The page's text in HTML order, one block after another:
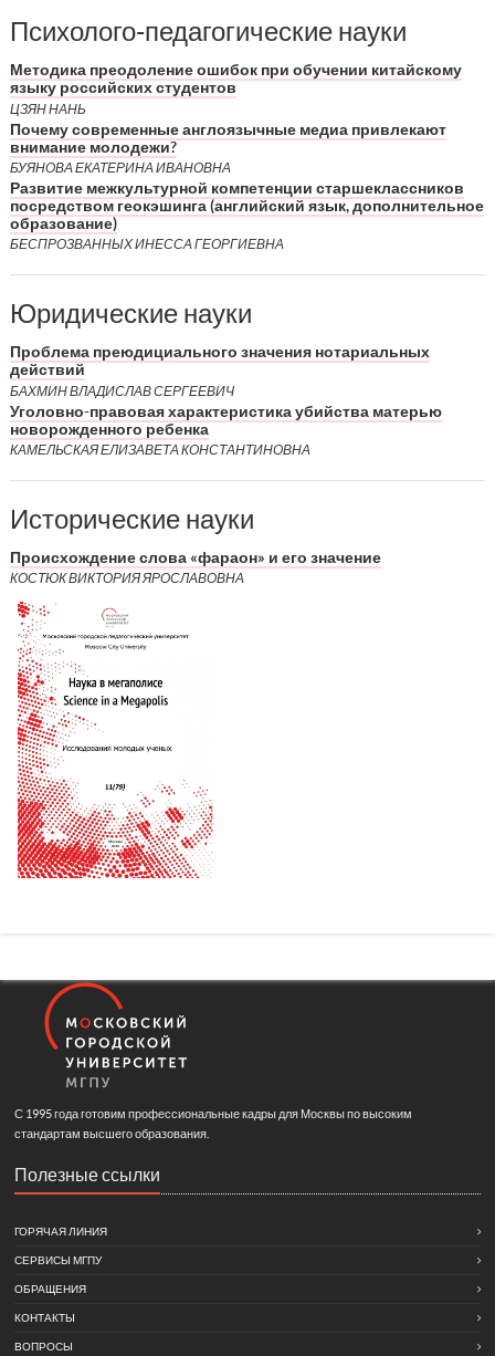
Психолого-педагогические науки
Методика преодоление ошибок при обучении китайскому
языку российских студентов
ЦЗЯН НАНЬ
Почему современные англоязычные медиа привлекают
внимание молодежи?
БУЯНОВА ЕКАТЕРИНА ИВАНОВНА
Развитие межкультурной компетенции старшеклассников
посредством геокэшинга (английский язык, дополнительное
образование)
БЕСПРОЗВАННЫХ ИНЕССА ГЕОРГИЕВНА
Юридические науки
Проблема преюдициального значения нотариальных
действий
БАХМИН ВЛАДИСЛАВ СЕРГЕЕВИЧ
Уголовно-правовая характеристика убийства матерью
новорожденного ребенка
КАМЕЛЬСКАЯ ЕЛИЗАВЕТА КОНСТАНТИНОВНА
Исторические науки
Происхождение слова «фараон» и его значение
КОСТЮК ВИКТОРИЯ ЯРОСЛАВОВНА
С 1995 года готовим профессиональные кадры для Москвы по высоким
стандартам высшего образования.
Полезные ссылки
ГОРЯЧАЯ ЛИНИЯ
СЕРВИСЫ МГПУ
ОБРАЩЕНИЯ
КОНТАКТЫ
ВОПРОСЫ